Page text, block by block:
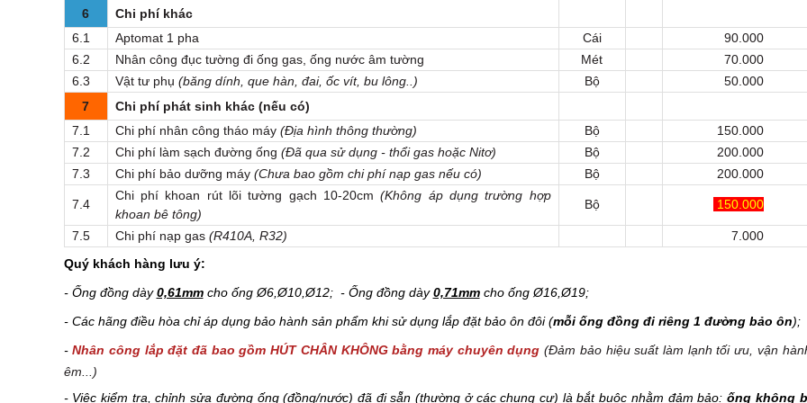
6
Chi phí khác
6.1
Aptomat 1 pha Cái
90.000
6.2
Nhân công đục tường đi ống gas, ống nước âm tường Mét
70.000
6.3
Vật tư phụ (băng dính, que hàn, đai, ốc vít, bu lông..) Bộ
50.000
7
Chi phí phát sinh khác (nếu có)
7.1
Chi phí nhân công tháo máy (Địa hình thông thường) Bộ
150.000
7.2
Chi phí làm sạch đường ống (Đã qua sử dụng - thổi gas hoặc Nitơ) Bộ
200.000
7.3
Chi phí bảo dưỡng máy (Chưa bao gồm chi phí nạp gas nếu có) Bộ 200.000
7.4
Chi phí khoan rút lõi tường gạch 10-20cm(Không áp dụng trường hợp
khoan bê tông)
Bộ 150.000
7.5 Chi phí nạp gas (R410A, R32)
7.000
Quý khách hàng lưu ý:
- Ống đồng dày0,61mmcho ống Ø6,Ø10,Ø12; - Ống đồng dày0,71mmcho ống Ø16,Ø19;
- Các hãng điều hòa chỉ áp dụng bảo hành sản phẩm khi sử dụng lắp đặt bảo ôn đôi (mỗi ống đồng đi riêng 1 đường bảo ôn);
-Nhân công lắp đặt đã bao gồm HÚT CHÂN KHÔNG bằng máy chuyên dụng(Đảm bảo hiệu suất làm lạnh tối ưu, vận
êm...)
- Việc kiểm tra, chỉnh sửa đường ống (đồng/nước) đã đi sẵn (thường ở các chung cư) là bắt buộc nhằm đảm bảo:ống không